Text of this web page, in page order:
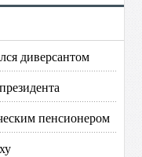
диверсантом
пенсионером